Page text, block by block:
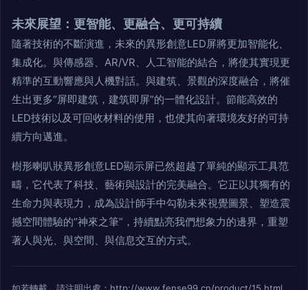
未來展望：更智能、更融合、更可持續
隨著技術的不斷演進，未來的異形創意LED屏將更加智能化、
集成化。與傳感器、AR/VR、人工智能的結合，將使其實現更
精準的互動響應與人機對話。與建筑、景觀的深度融合，將催
生出更多“屏即建筑，建筑即屏”的一體化設計。節能高效的
LED技術以及可回收材料的使用，也使其向著環境友好的可持
續方向邁進。
樹形喇叭狀異形創意LED顯示屏已然超越了單純的顯示工具范
疇，它代表了科技、藝術與設計的完美融合。它正以其獨有的
生命力與表現力，成為設計師手中勾勒未來視覺圖景、塑造震
撼空間體驗的“神來之筆”，持續點亮我們想象力的邊界，重塑
著人與光、與空間、與信息交互的方式。
如若轉載，請注明出處：http://www.fense99.cn/product/15.html